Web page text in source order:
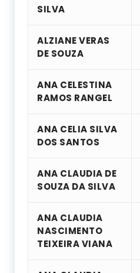
SILVA
ALZIANE VERAS
DE SOUZA
ANA CELESTINA
RAMOS RANGEL
ANA CELIA SILVA
DOS SANTOS
ANA CLAUDIA DE
SOUZA DA SILVA
ANA CLAUDIA
NASCIMENTO
TEIXEIRA VIANA